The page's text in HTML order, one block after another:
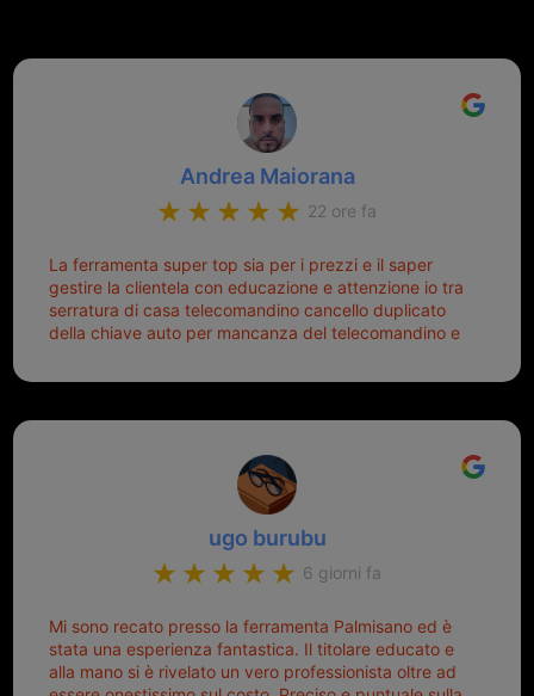
Andrea Maiorana
22 ore fa
La ferramenta super top sia per i prezzi e il saper
gestire la clientela con educazione e attenzione io tra
serratura di casa telecomandino cancello duplicato
della chiave auto per mancanza del telecomandino e
meglio ferramenta de ostia e poi il prorietario il signor
ugo burubu
6 giorni fa
Mi sono recato presso la ferramenta Palmisano ed è
stata una esperienza fantastica. Il titolare educato e
alla mano si è rivelato un vero professionista oltre ad